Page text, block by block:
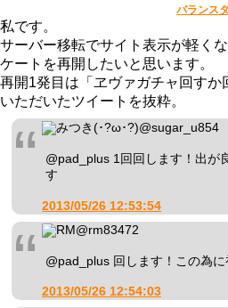
バランス
私です。
サーバー移転でサイト表示が軽く
ケートを再開したいと思います。
再開1発目は「ヱヴァガチャ回すか
いただいたツイートを抜粋。
みつき(･?ω･?)@sugar_u854
@pad_plus 1回回します！出が
す
2013/05/26 12:53:54
RM @rm83472
@pad_plus 回します！この為
2013/05/26 12:54:03